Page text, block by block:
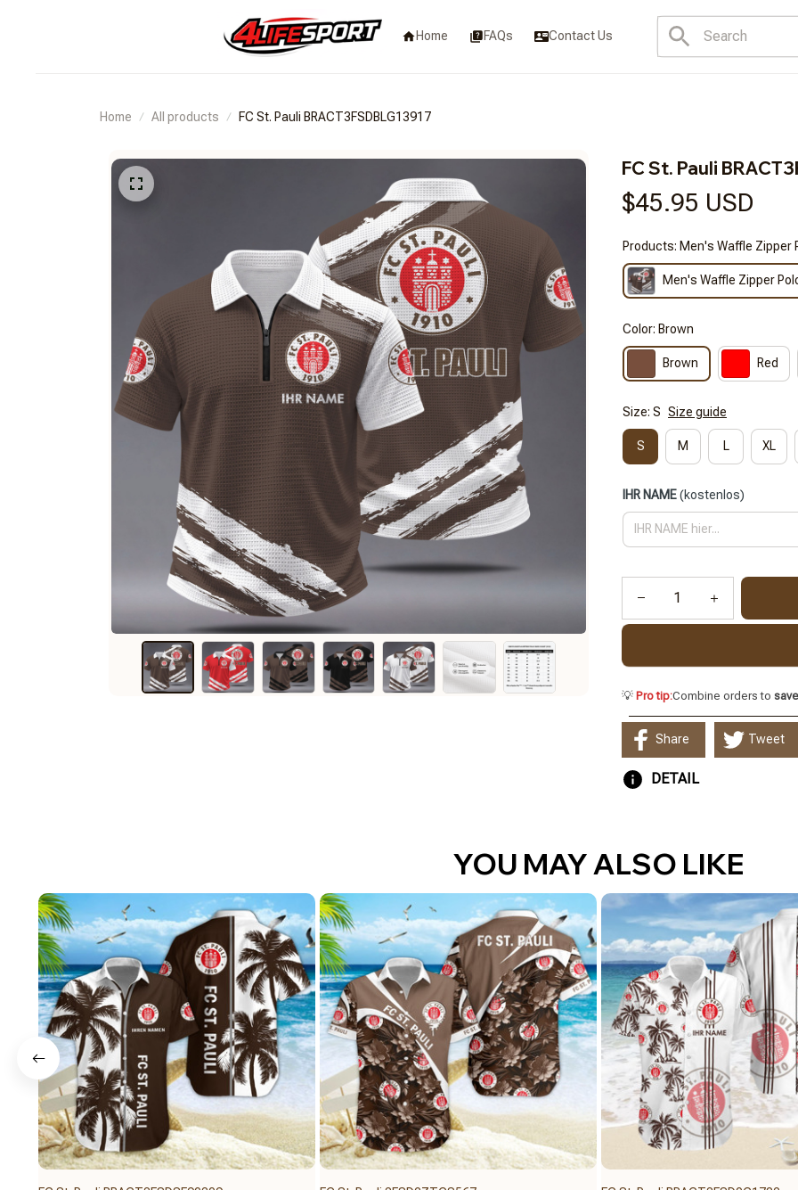
Home FAQs Contact Us
Home All products FC St. Pauli BRACT3FSDBLG13917
FC St. Pauli
$45.95 USD
Products: Men's Waffle Zipper
Men's Waffle Zipper
Color: Brown
Brown Red
Size: S Size guide
S M L XL
IHR NAME(kostenlos)
💡 Pro tip:Combine orders to save
Share Tweet
DETAIL
YOU MAY ALSO LIKE